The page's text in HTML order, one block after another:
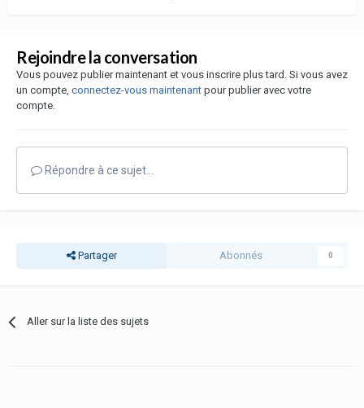
Rejoindre la conversation
Vous pouvez publier maintenant et vous inscrire plus tard. Si vous avez
un compte, connectez-vous maintenant pour publier avec votre
compte.
Répondre à ce sujet…
Partager Abonnés 0
Aller sur la liste des sujets